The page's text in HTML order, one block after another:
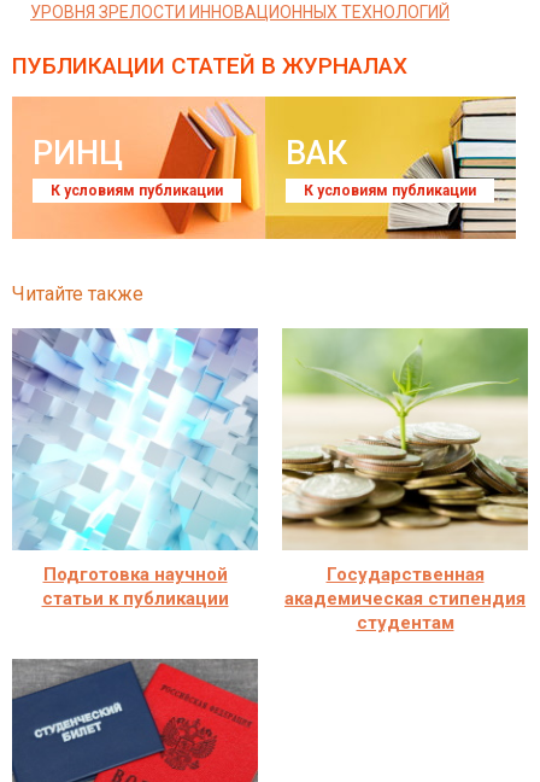
УРОВНЯ ЗРЕЛОСТИ ИННОВАЦИОННЫХ ТЕХНОЛОГИЙ
ПУБЛИКАЦИИ СТАТЕЙ В ЖУРНАЛАХ
РИНЦ
К условиям публикации
ВАК
К условиям публикации
Читайте также
Подготовка научной
статьи к публикации
Государственная
академическая стипендия
студентам